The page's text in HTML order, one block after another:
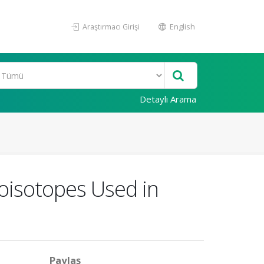
Araştırmacı Girişi English
Detaylı Arama
Used in
Paylaş